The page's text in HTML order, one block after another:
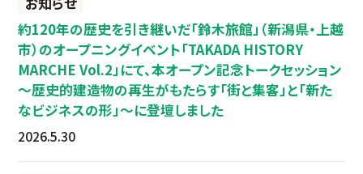
約120年の歴史を引き継いだ「鈴木旅館」（新潟県・上越
市）のオープニングイベント「TAKADA HISTORY
MARCHE Vol.2」にて、本オープン記念トークセッション
～歴史的建造物の再生がもたらす「街と集客」と「新た
なビジネスの形」～に登壇しました
2026.5.30